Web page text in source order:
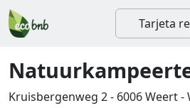
Tarjeta
Kruisbergenweg 2- 6006Weert-